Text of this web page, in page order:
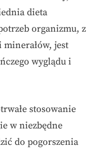
dieta
organizmu, z
jest
wyglądu i
stosowanie
w niezbędne
do pogorszenia